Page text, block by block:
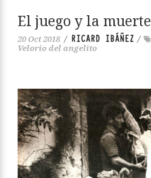
El juego y la muerte
20 Oct 2018 / RICARD IBÁÑEZ /
Velorio del angelito